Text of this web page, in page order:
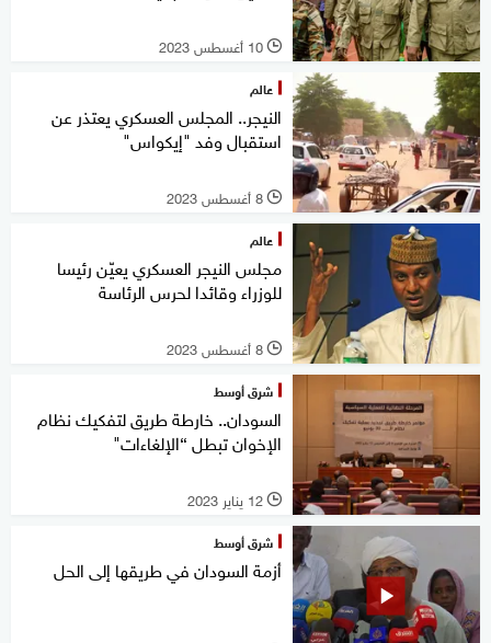
l 10 أغسطس 2023
عالم
النيجر.. المجلس العسكري يعتذر عن
استقبال وفد "إيكواس"
l 8 أغسطس 2023
عالم
مجلس النيجر العسكري يعيّن رئيسا
للوزراء وقائدا لحرس الرئاسة
l 8 أغسطس 2023
شرق أوسط
السودان.. خارطة طريق لتفكيك نظام
الإخوان تبطل “الإلغاءات"
l 12 يناير 2023
شرق أوسط
أزمة السودان في طريقها إلى الحل